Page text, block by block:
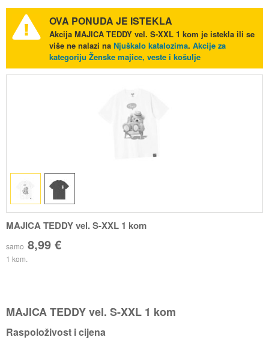
OVA PONUDA JE ISTEKLA
Akcija MAJICA TEDDY vel. S-XXL 1 kom je istekla ili se
više ne nalazi na Njuškalo katalozima. Akcije za
kategoriju Ženske majice, veste i košulje
MAJICA TEDDY vel. S-XXL 1 kom
samo 8,99 €
1 kom.
MAJICA TEDDY vel. S-XXL 1 kom
Raspoloživost i cijena